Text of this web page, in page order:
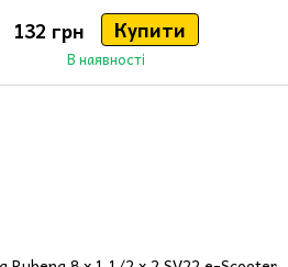
132 грн Купити
В наявності